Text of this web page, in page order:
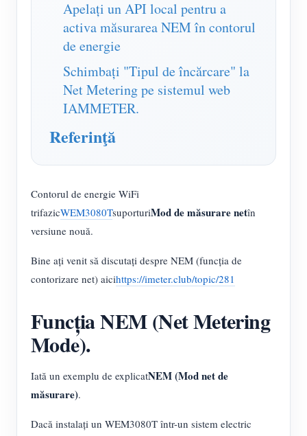
Simulator IAMMETER
Contor virtual
Sistem de prognoză și simulare a energiei
Aplicații
Monitor de energie al sistemului solar PV
Monitorul consumului de energie electrică
Sistem de control al încălzitorului fotovoltaic
Home Automation
Monitorizarea energiei din fabrică
Magazin
Resurse
Document
Tutorial Video
Știri
Dezvoltator
Explora
Programul de recompense
a lua legatura
Despre noi
Apelați un API local pentru a
activa măsurarea NEM în contorul
de energie
Schimbați "Tipul de încărcare" la
Net Metering pe sistemul web
IAMMETER.
Referinţă
Contorul de energie WiFi
trifazicWEM3080TsuporturiMod de măsurare netîn
versiune nouă.
Bine ați venit să discutați despre NEM (funcția de
contorizare net) aicihttps://imeter.club/topic/281
Funcția NEM (Net Metering
Mode).
Iată un exemplu de explicatNEM (Mod net de
măsurare).
Dacă instalați un WEM3080T într-un sistem electric